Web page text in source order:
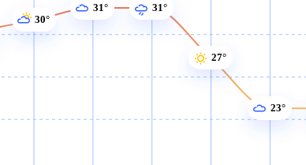
30°
31° 31°
27°
23°